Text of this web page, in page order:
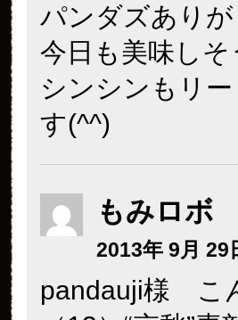
パンダズあり
今日も美味し
シンシンもリ
す(^^)
もみロボ
2013年 9月 29
pandauji様 こ